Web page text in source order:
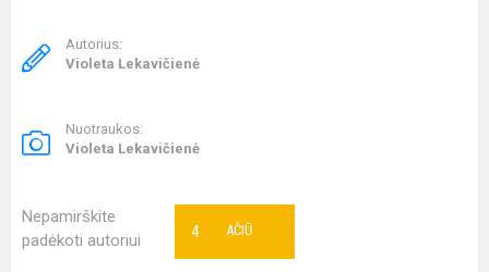
Autorius:
Violeta Lekavičienė
Nuotraukos:
Violeta Lekavičienė
Nepamirškite
padėkoti autoriui
AČIŪ
4